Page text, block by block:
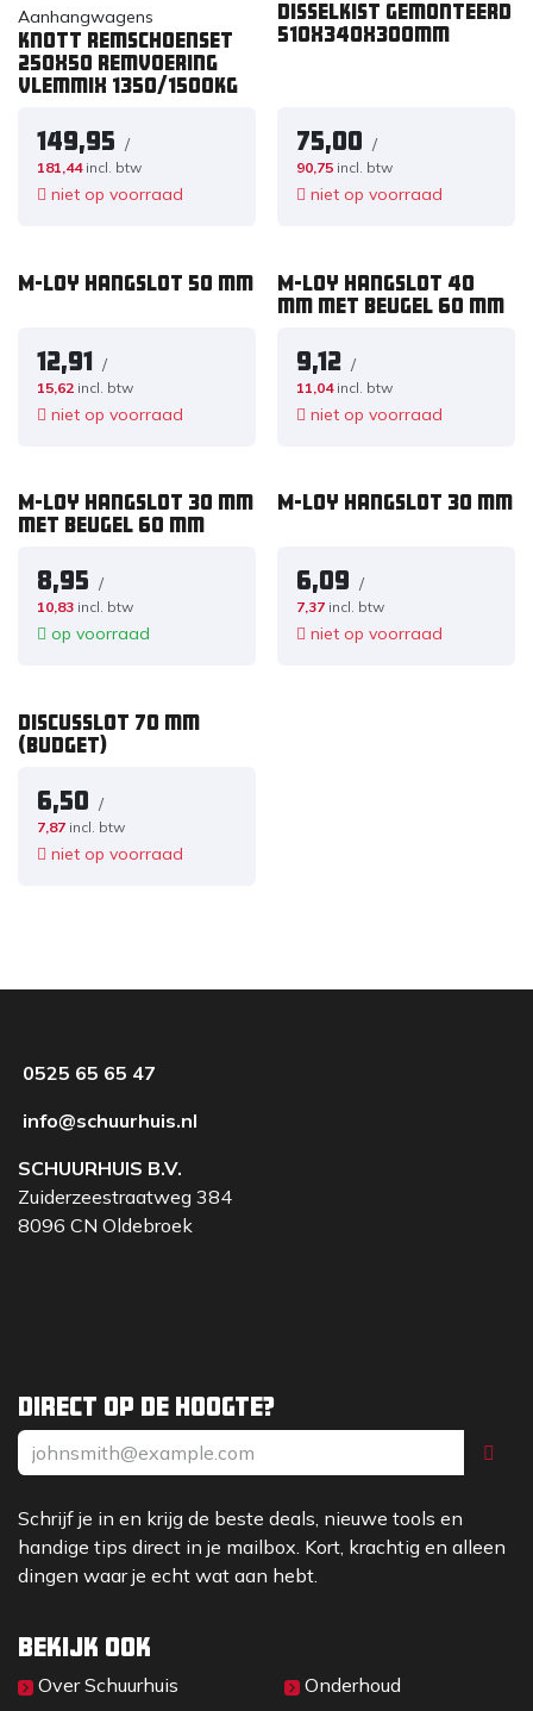
Aanhangwagens
Knott Remschoenset
250x50 remvoering
Vlemmix 1350/1500kg
149,95 /
181,44 incl. btw
niet op voorraad
Disselkist gemonteerd
510x340x300mm
75,00 /
90,75 incl. btw
niet op voorraad
M-Loy hangslot 50 mm
12,91 /
15,62 incl. btw
niet op voorraad
M-Loy hangslot 40
mm met beugel 60 mm
9,12 /
11,04 incl. btw
niet op voorraad
M-Loy hangslot 30 mm
met beugel 60 mm
8,95 /
10,83 incl. btw
op voorraad
M-Loy hangslot 30 mm
6,09 /
7,37 incl. btw
niet op voorraad
Discusslot 70 mm
(budget)
6,50 /
7,87 incl. btw
niet op voorraad
Direct op de hoogte?
Schrijf je in en krijg de beste deals, nieuwe tools en
handige tips direct in je mailbox. Kort, krachtig en alleen
dingen waar je echt wat aan hebt.
Bekijk ook
Over Sc​huurhuis
Onderhoud
0525 65 65 47
info@schuurhuis.nl
SCHUURHUIS B.V.
Zuiderzeestraatweg 384
8096 CN Oldebroek